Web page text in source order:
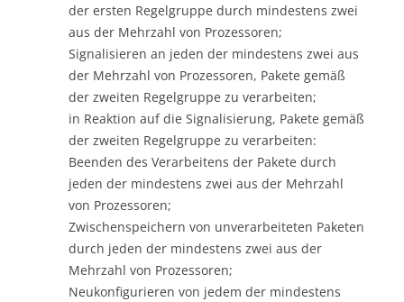
der ersten Regelgruppe durch mindestens zwei
aus der Mehrzahl von Prozessoren;
Signalisieren an jeden der mindestens zwei aus
der Mehrzahl von Prozessoren, Pakete gemäß
der zweiten Regelgruppe zu verarbeiten;
in Reaktion auf die Signalisierung, Pakete gemäß
der zweiten Regelgruppe zu verarbeiten:
Beenden des Verarbeitens der Pakete durch
jeden der mindestens zwei aus der Mehrzahl
von Prozessoren;
Zwischenspeichern von unverarbeiteten Paketen
durch jeden der mindestens zwei aus der
Mehrzahl von Prozessoren;
Neukonfigurieren von jedem der mindestens